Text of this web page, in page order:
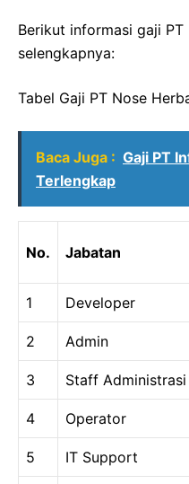
Berikut informasi gaji
selengkapnya:
Tabel Gaji PT Nose
Baca Juga : Gaji PT
Terlengkap
No. Jabatan
1 Developer
2 Admin
3 Staff Administrasi
4 Operator
5 IT Support